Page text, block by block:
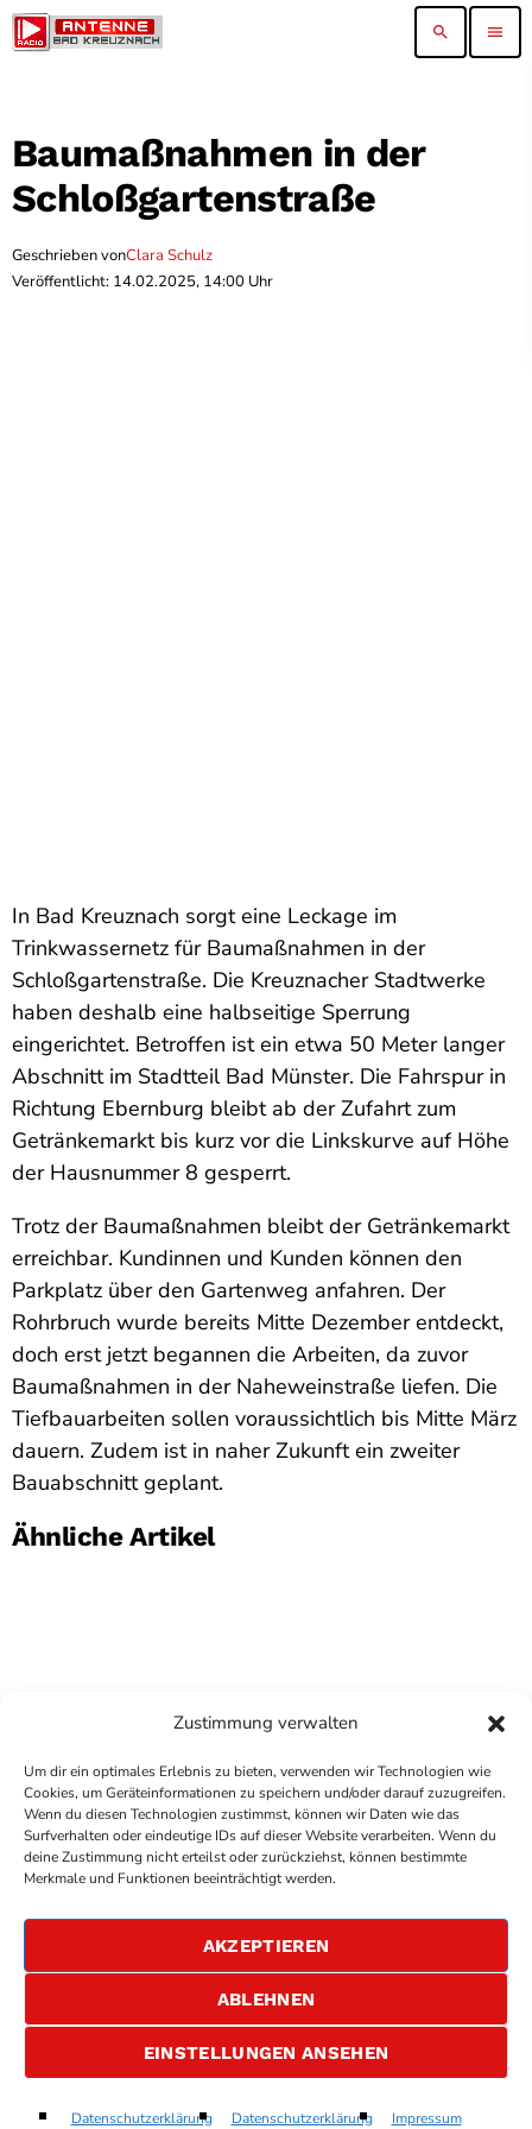
Zustimmung verwalten
Um dir ein optimales Erlebnis zu bieten, verwenden wir Technologien wie
Cookies, um Geräteinformationen zu speichern und/oder darauf zuzugreifen.
Wenn du diesen Technologien zustimmst, können wir Daten wie das
Surfverhalten oder eindeutige IDs auf dieser Website verarbeiten. Wenn du
deine Zustimmung nicht erteilst oder zurückziehst, können bestimmte
Merkmale und Funktionen beeinträchtigt werden.
AKZEPTIEREN
ABLEHNEN
EINSTELLUNGEN ANSEHEN
Datenschutzerklärung Datenschutzerklärung Impressum
Ghostbusters
search menu
Baumaßnahmen in der
Schloßgartenstraße
Geschrieben vonClara Schulz
Veröffentlicht: 14.02.2025, 14:00 Uhr
In Bad Kreuznach sorgt eine Leckage im
Trinkwassernetz für Baumaßnahmen in der
Schloßgartenstraße. Die Kreuznacher Stadtwerke
haben deshalb eine halbseitige Sperrung
eingerichtet. Betroffen ist ein etwa 50 Meter langer
Abschnitt im Stadtteil Bad Münster. Die Fahrspur in
Richtung Ebernburg bleibt ab der Zufahrt zum
Getränkemarkt bis kurz vor die Linkskurve auf Höhe
der Hausnummer 8 gesperrt.
Trotz der Baumaßnahmen bleibt der Getränkemarkt
erreichbar. Kundinnen und Kunden können den
Parkplatz über den Gartenweg anfahren. Der
Rohrbruch wurde bereits Mitte Dezember entdeckt,
doch erst jetzt begannen die Arbeiten, da zuvor
Baumaßnahmen in der Naheweinstraße liefen. Die
Tiefbauarbeiten sollen voraussichtlich bis Mitte März
dauern. Zudem ist in naher Zukunft ein zweiter
Bauabschnitt geplant.
Ähnliche Artikel
COPYRIGHTANTENNE BAD KREUZNACH
DATENSCHUTZERKLÄRUNG
ALLGEMEINE GESCHÄFTSBEDINGUNGEN
GEWINNSPIELBEDINGUNGEN